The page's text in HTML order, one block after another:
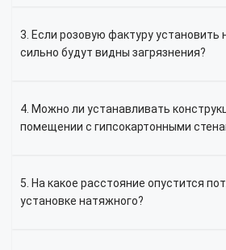
3. Если розовую фактуру установить
сильно будут видны загрязнения?
4. Можно ли устанавливать
помещении с гипсокартонными
5. На какое расстояние опустится
установке натяжного?